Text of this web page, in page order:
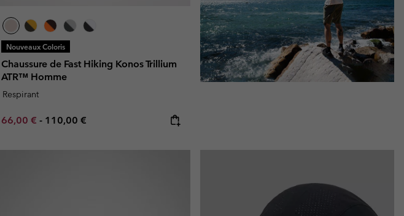
Nouveaux Coloris
Chaussure de Fast Hiking Konos Trillium
ATR™ Homme
Respirant
Minimum sale price:
66,00 € - Maximum price:
110,00 €